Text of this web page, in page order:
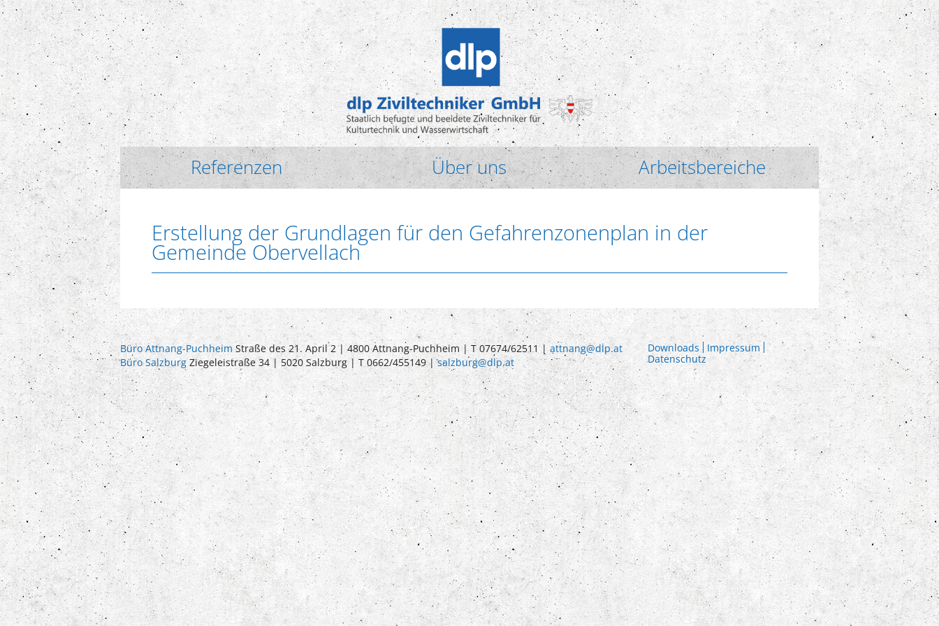
Referenzen Über uns Arbeitsbereiche
Erstellung der Grundlagen für den Gefahrenzonenplan in der
Gemeinde Obervellach
Büro Attnang-Puchheim Straße des 21. April 2 | 4800 Attnang-Puchheim | T 07674/62511 | attnang@dlp.at
Büro Salzburg Ziegeleistraße 34 | 5020 Salzburg | T 0662/455149 |salzburg@dlp.at
Downloads
Impressum
Datenschutz